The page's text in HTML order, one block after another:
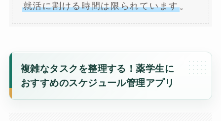
就活に割ける時間は限られています。
複雑なタスクを整理する！薬学生に
おすすめのスケジュール管理アプリ